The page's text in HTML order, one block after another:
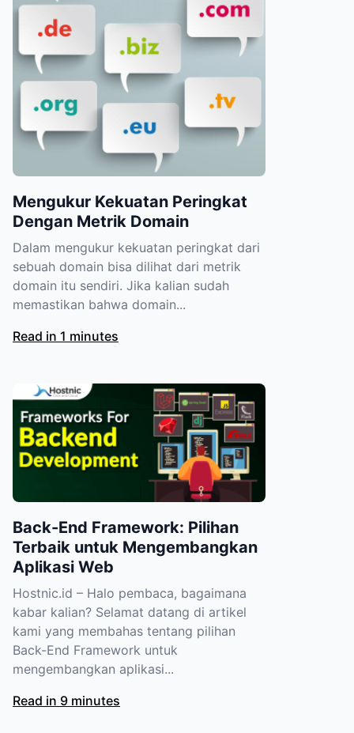
Mengukur Kekuatan Peringkat
Dengan Metrik Domain
Dalam mengukur kekuatan peringkat dari
sebuah domain bisa dilihat dari metrik
domain itu sendiri. Jika kalian sudah
memastikan bahwa domain...
Read in 1 minutes
Back-End Framework: Pilihan
Terbaik untuk Mengembangkan
Aplikasi Web
Hostnic.id – Halo pembaca, bagaimana
kabar kalian? Selamat datang di artikel
kami yang membahas tentang pilihan
Back-End Framework untuk
mengembangkan aplikasi...
Read in 9 minutes